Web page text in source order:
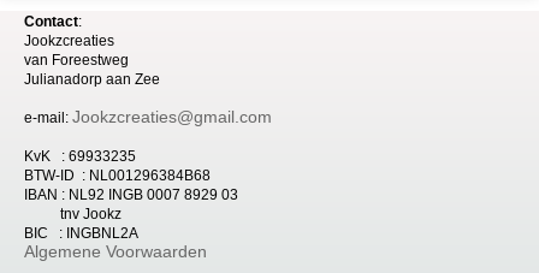
Contact:
Jookzcreaties
van Foreestweg
Julianadorp aan Zee
e-mail: Jookzcreaties@gmail.com
KvK : 69933235
BTW-ID : NL001296384B68
IBAN : NL92 INGB 0007 8929 03
tnv Jookz
BIC : INGBNL2A
Algemene Voorwaarden